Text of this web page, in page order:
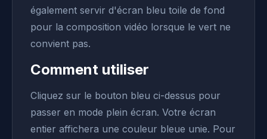
également servir d'écran bleu toile de fond
pour la composition vidéo lorsque le vert ne
convient pas.
Comment utiliser
Cliquez sur le bouton bleu ci-dessus pour
passer en mode plein écran. Votre écran
entier affichera une couleur bleue unie. Pour